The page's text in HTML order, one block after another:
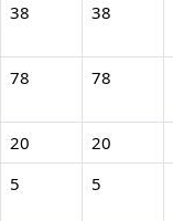
38 38
78 78
20 20
5 5